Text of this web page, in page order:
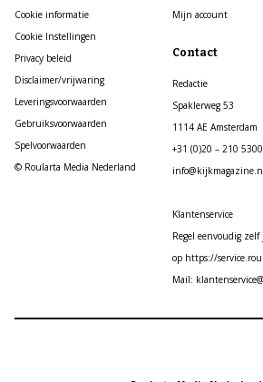
Cookie informatie
Cookie Instellingen
Privacy beleid
Disclaimer/vrijwaring
Leveringsvoorwaarden
Gebruiksvoorwaarden
Spelvoorwaarden
© Roularta Media Nederland
Mijn account
Contact
Redactie
Spaklerweg 53
1114 AE Amsterdam
+31 (0)20 – 210 5300
Klantenservice
Regel eenvoudig
op https://
Mail: